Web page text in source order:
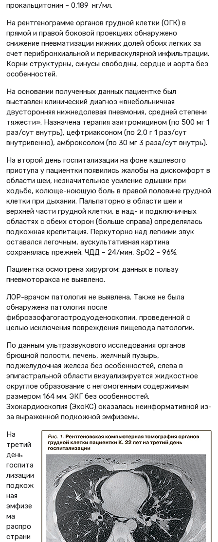
прокальцитонин – 0,189 нг/мл.
На рентгенограмме органов грудной клетки (ОГК) в
прямой и правой боковой проекциях обнаружено
снижение пневматизации нижних долей обоих легких за
счет перибронхиальной и периваскулярной инфильтрации.
Корни структурны, синусы свободны, сердце и аорта без
особенностей.
На основании полученных данных пациентке был
выставлен клинический диагноз «внебольничная
двусторонняя нижнедолевая пневмония, средней степени
тяжести». Назначена терапия азитромицином (по 500 мг 1
раз/сут внутрь), цефтриаксоном (по 2,0 г 1 раз/сут
внутривенно), амброксолом (по 30 мг 3 раза/сут внутрь).
На второй день госпитализации на фоне кашлевого
приступа у пациентки появились жалобы на дискомфорт в
области шеи, незначительное усиление одышки при
ходьбе, колюще-ноющую боль в правой половине грудной
клетки при дыхании. Пальпаторно в области шеи и
верхней части грудной клетки, в над- и подключичных
областях с обеих сторон (больше справа) определялась
подкожная крепитация. Перкуторно над легкими звук
оставался легочным, аускультативная картина
сохранялась прежней. ЧДД – 24/мин, SpO2 – 96%.
Пациентка осмотрена хирургом: данных в пользу
пневмоторакса не выявлено.
ЛОР-врачом патология не выявлена. Также не была
обнаружена патология после
фиброэзофагогастродуоденоскопии, проведенной с
целью исключения повреждения пищевода патологии.
По данным ультразвукового исследования органов
брюшной полости, печень, желчный пузырь,
поджелудочная железа без особенностей, слева в
эпигастральной области визуализируется жидкостное
округлое образование с негомогенным содержимым
размером 164 мм. ЭКГ без особенностей.
Эхокардиоскопия (ЭхоКС) оказалась неинформативной из-
за выраженной подкожной эмфиземы.
На
третий
день
госпита
лизации
подкож
ная
эмфизе
ма
распро
страни